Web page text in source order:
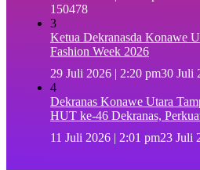
150478
3
Ketua Dekranasda Konawe
Fashion Week 2026
29 Juli 2026 | 2:20 pm30 Juli
4
Dekranas Konawe Utara
HUT ke-46 Dekranas,
11 Juli 2026 | 2:01 pm23 Juli